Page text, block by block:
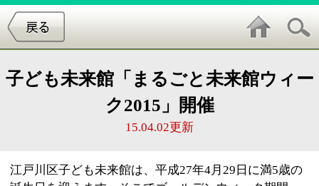
ク2015」開催
江戸川区子ども未来館は、平成27年4月29日に満5歳の
誕生日を迎えます。そこでゴールデンウィーク期間
る教室がたくさん登場します。ぜひおでかけくださ